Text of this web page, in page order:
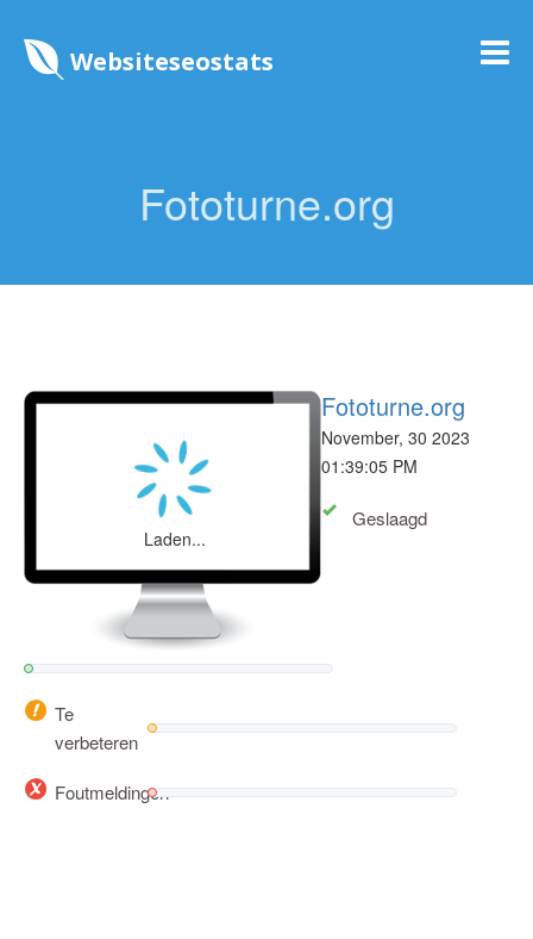
Websiteseostats
Fototurne.org
Laden...
Fototurne.org
November, 30 2023
01:39:05 PM
Geslaagd
Te
verbeteren
Foutmeldingen